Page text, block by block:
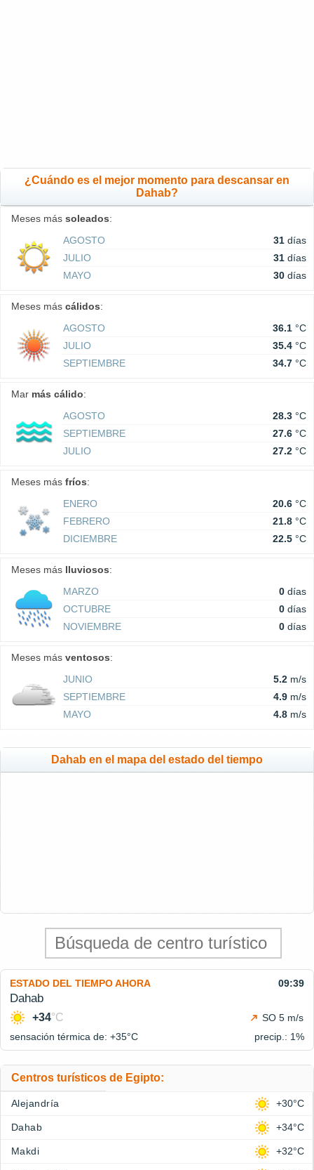
¿Cuándo es el mejor momento para descansar en
Dahab?
Meses más soleados:
AGOSTO
31 días
JULIO
31 días
MAYO
30 días
Meses más cálidos:
AGOSTO
36.1 °C
JULIO
35.4 °C
SEPTIEMBRE
34.7 °C
Mar más cálido:
AGOSTO
28.3 °C
SEPTIEMBRE
27.6 °C
JULIO
27.2 °C
Meses más fríos:
ENERO
20.6 °C
FEBRERO
21.8 °C
DICIEMBRE
22.5 °C
Meses más lluviosos:
MARZO
0 días
OCTUBRE
0 días
NOVIEMBRE
0 días
Meses más ventosos:
JUNIO
5.2 m/s
SEPTIEMBRE
4.9 m/s
MAYO
4.8 m/s
Dahab en el mapa del estado del tiempo
ESTADO DEL TIEMPO AHORA 09:39
Dahab
+34°C
SO 5 m/s
sensación térmica de: +35°C precip.: 1%
Centros turísticos de Egipto:
Alejandría +30°C
Dahab +34°C
Makdi +32°C